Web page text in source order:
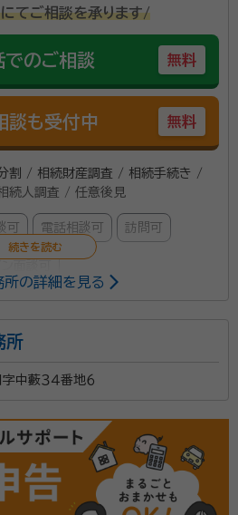
手順については、簡単にご説
ただきます。 土地建物の手続
調査士として当職が対応可能で
ましたら、ご連絡いただければ
にてご相談を承ります/
でのご相談 無料
も受付中 無料
割 / 相続財産調査 / 相続手続き /
続人調査 / 任意後見
可 電話相談可 訪問可
つじ）
時期：2024/8
り聞いてくださった。またわかりやすく相
とで揉めないための案、考え方などを一緒
所の詳細を見る
所
中藪３４番地６